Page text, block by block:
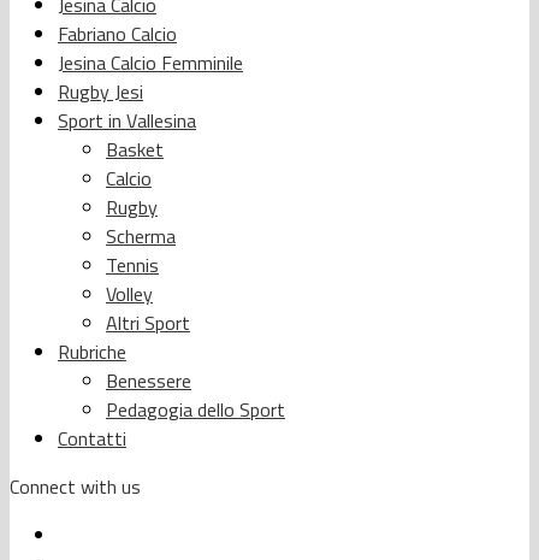
Fabriano Calcio
Jesina Calcio Femminile
Rugby Jesi
Sport in Vallesina
Basket
Calcio
Rugby
Scherma
Tennis
Volley
Altri Sport
Rubriche
Benessere
Pedagogia dello Sport
Contatti
Connect with us